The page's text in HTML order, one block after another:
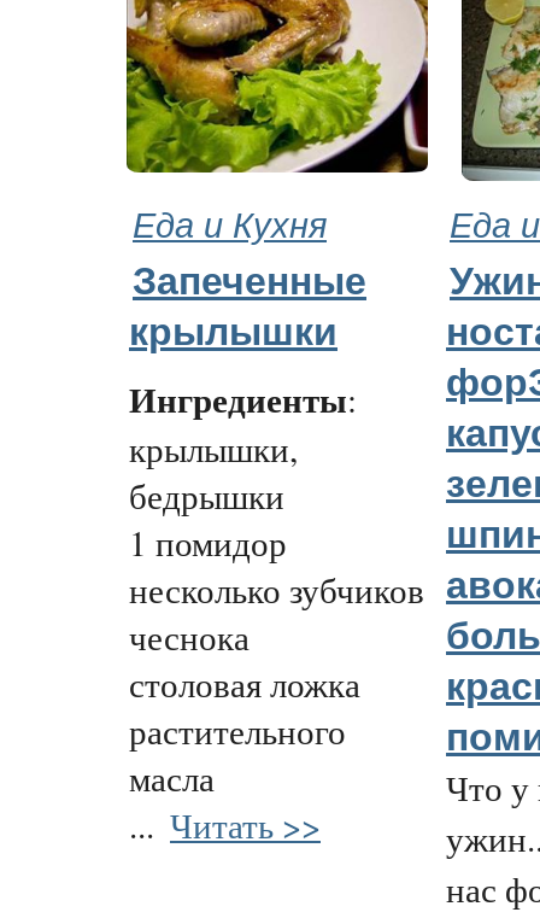
Еда и Кухня Еда
Запеченные
крылышки
Ингредиенты:
крылышки,
бедрышки
1 помидор
несколько зубчиков
чеснока
столовая ложка
растительного
масла
... Читать >>
Что у
нас